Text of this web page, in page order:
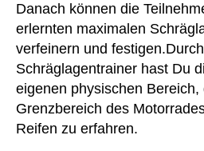
Danach können die
erlernten maximalen
verfeinern und
Schräglagentrainer hast Du
eigenen physischen
Grenzbereich des
Reifen zu erfahren.